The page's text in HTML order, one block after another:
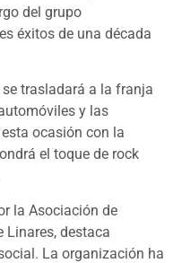
del grupo
éxitos de una década
trasladará a la franja
y las
ocasión con la
el toque de rock
la Asociación de
Linares, destaca
La organización ha